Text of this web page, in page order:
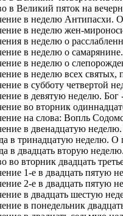
в Великий пяток на
в неделю Антипасхи. О
в неделю жен-
в неделю о
в неделю о
в неделю о
в неделю всех
в субботу четвертой
в девятую неделю. Бог
во вторник
на слова: Вопль
в двенадцатую
в тринадцатую неделю. О
в двадцать вторую
во вторник двадцать
1-е в двадцать пятую
2-е в двадцать пятую
в двадцать шестую
в понедельник